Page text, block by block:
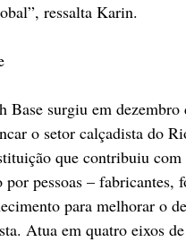
ressalta Karin.
Base surgiu em
o setor calçadista do
que contribuiu com
pessoas – fabricantes,
para melhorar o
Atua em quatro eixos